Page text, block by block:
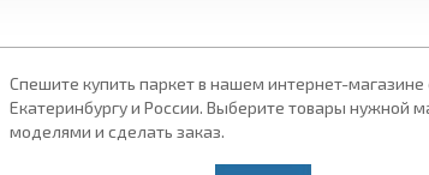
Спешите купить паркет в нашем интернет-
Екатеринбургу и России. Выберите товары нужной
моделями и сделать заказ.